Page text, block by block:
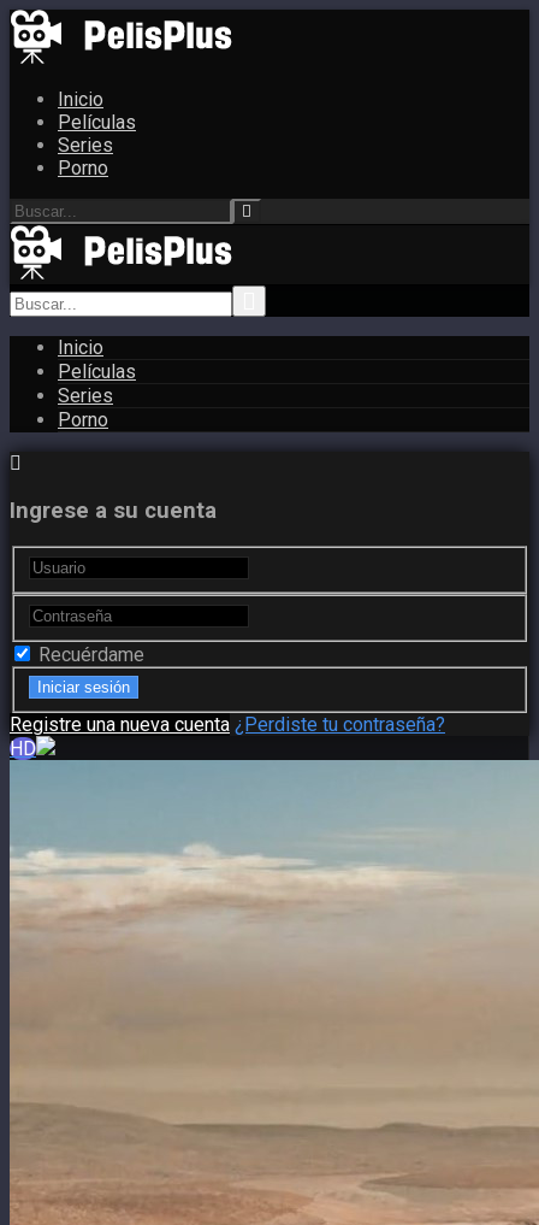
Inicio
Películas
Series
Porno
Inicio
Películas
Series
Porno
Ingrese a su cuenta
Recuérdame
Registre una nueva cuenta ¿Perdiste tu contraseña?
HD